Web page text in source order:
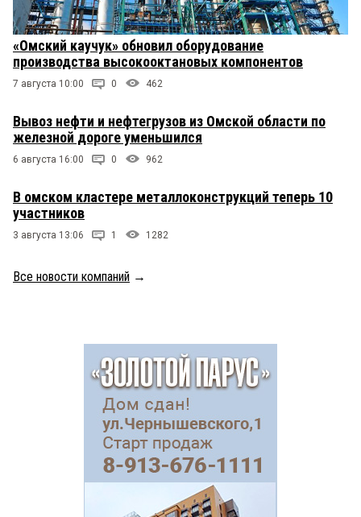
«Омский каучук» обновил оборудование
производства высокооктановых компонентов
7 августа 10:00 0 462
Вывоз нефти и нефтегрузов из Омской области по
железной дороге уменьшился
6 августа 16:00 0 962
В омском кластере металлоконструкций теперь 10
участников
3 августа 13:06 1 1282
Все новости компаний →